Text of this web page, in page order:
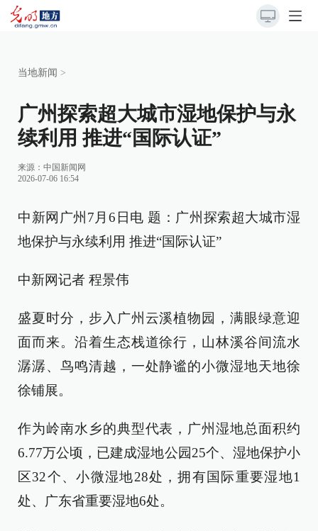
当地新闻 >
广州探索超大城市湿地保护与永
续利用 推进“国际认证”
来源： 中国新闻网
2026-07-06 16:54
中新网广州7月6日电 题：广州探索超大城市湿
地保护与永续利用 推进“国际认证”
中新网记者 程景伟
盛夏时分，步入广州云溪植物园，满眼绿意迎
面而来。沿着生态栈道徐行，山林溪谷间流水
潺潺、鸟鸣清越，一处静谧的小微湿地天地徐
徐铺展。
作为岭南水乡的典型代表，广州湿地总面积约
6.77万公顷，已建成湿地公园25个、湿地保护小
区32个、小微湿地28处，拥有国际重要湿地1
处、广东省重要湿地6处。